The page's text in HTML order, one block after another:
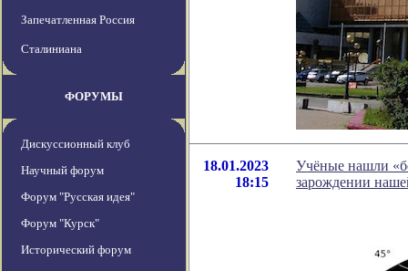
Запечатленная Россия
Сталиниана
ФОРУМЫ
Дискуссионный клуб
Научный форум
Форум "Русская идея"
Форум "Курск"
Исторический форум
18.01.2023
18:15
Учёные нашли
зарождении